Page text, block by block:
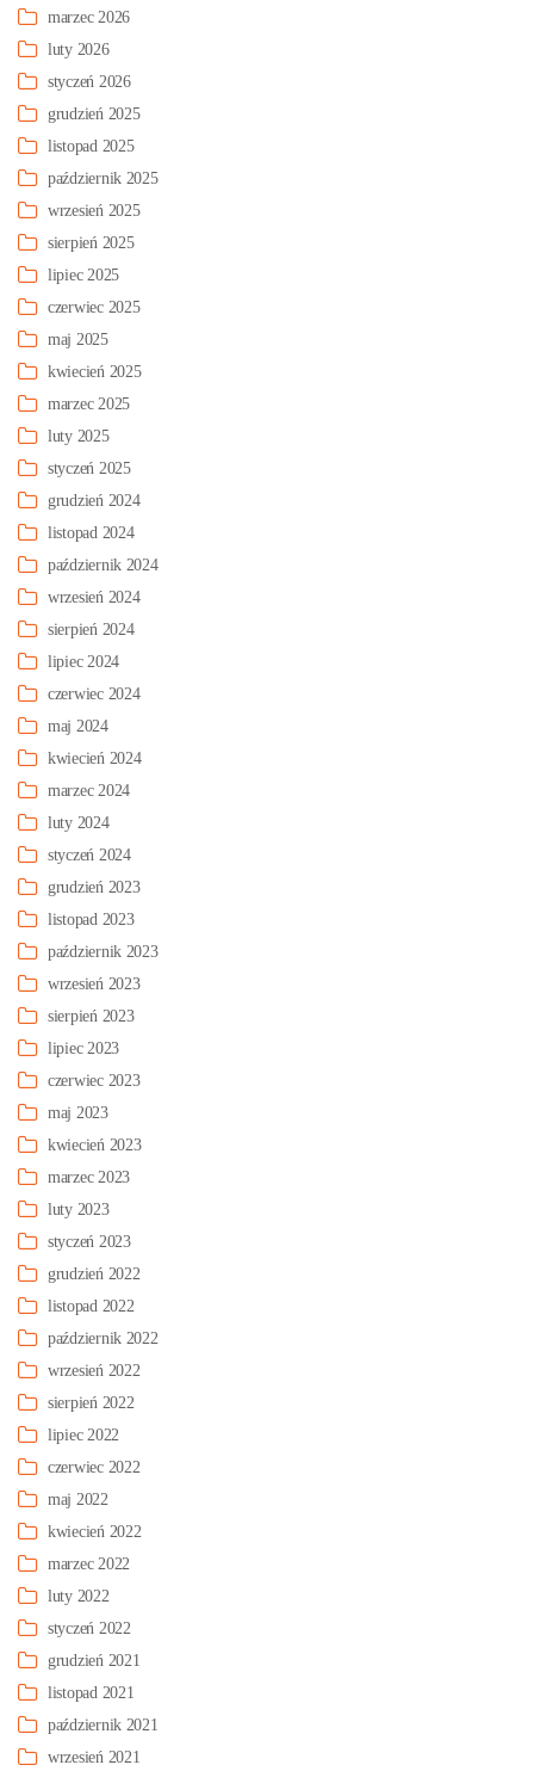
marzec 2026
luty 2026
styczeń 2026
grudzień 2025
listopad 2025
październik 2025
wrzesień 2025
sierpień 2025
lipiec 2025
czerwiec 2025
maj 2025
kwiecień 2025
marzec 2025
luty 2025
styczeń 2025
grudzień 2024
listopad 2024
październik 2024
wrzesień 2024
sierpień 2024
lipiec 2024
czerwiec 2024
maj 2024
kwiecień 2024
marzec 2024
luty 2024
styczeń 2024
grudzień 2023
listopad 2023
październik 2023
wrzesień 2023
sierpień 2023
lipiec 2023
czerwiec 2023
maj 2023
kwiecień 2023
marzec 2023
luty 2023
styczeń 2023
grudzień 2022
listopad 2022
październik 2022
wrzesień 2022
sierpień 2022
lipiec 2022
czerwiec 2022
maj 2022
kwiecień 2022
marzec 2022
luty 2022
styczeń 2022
grudzień 2021
listopad 2021
październik 2021
wrzesień 2021